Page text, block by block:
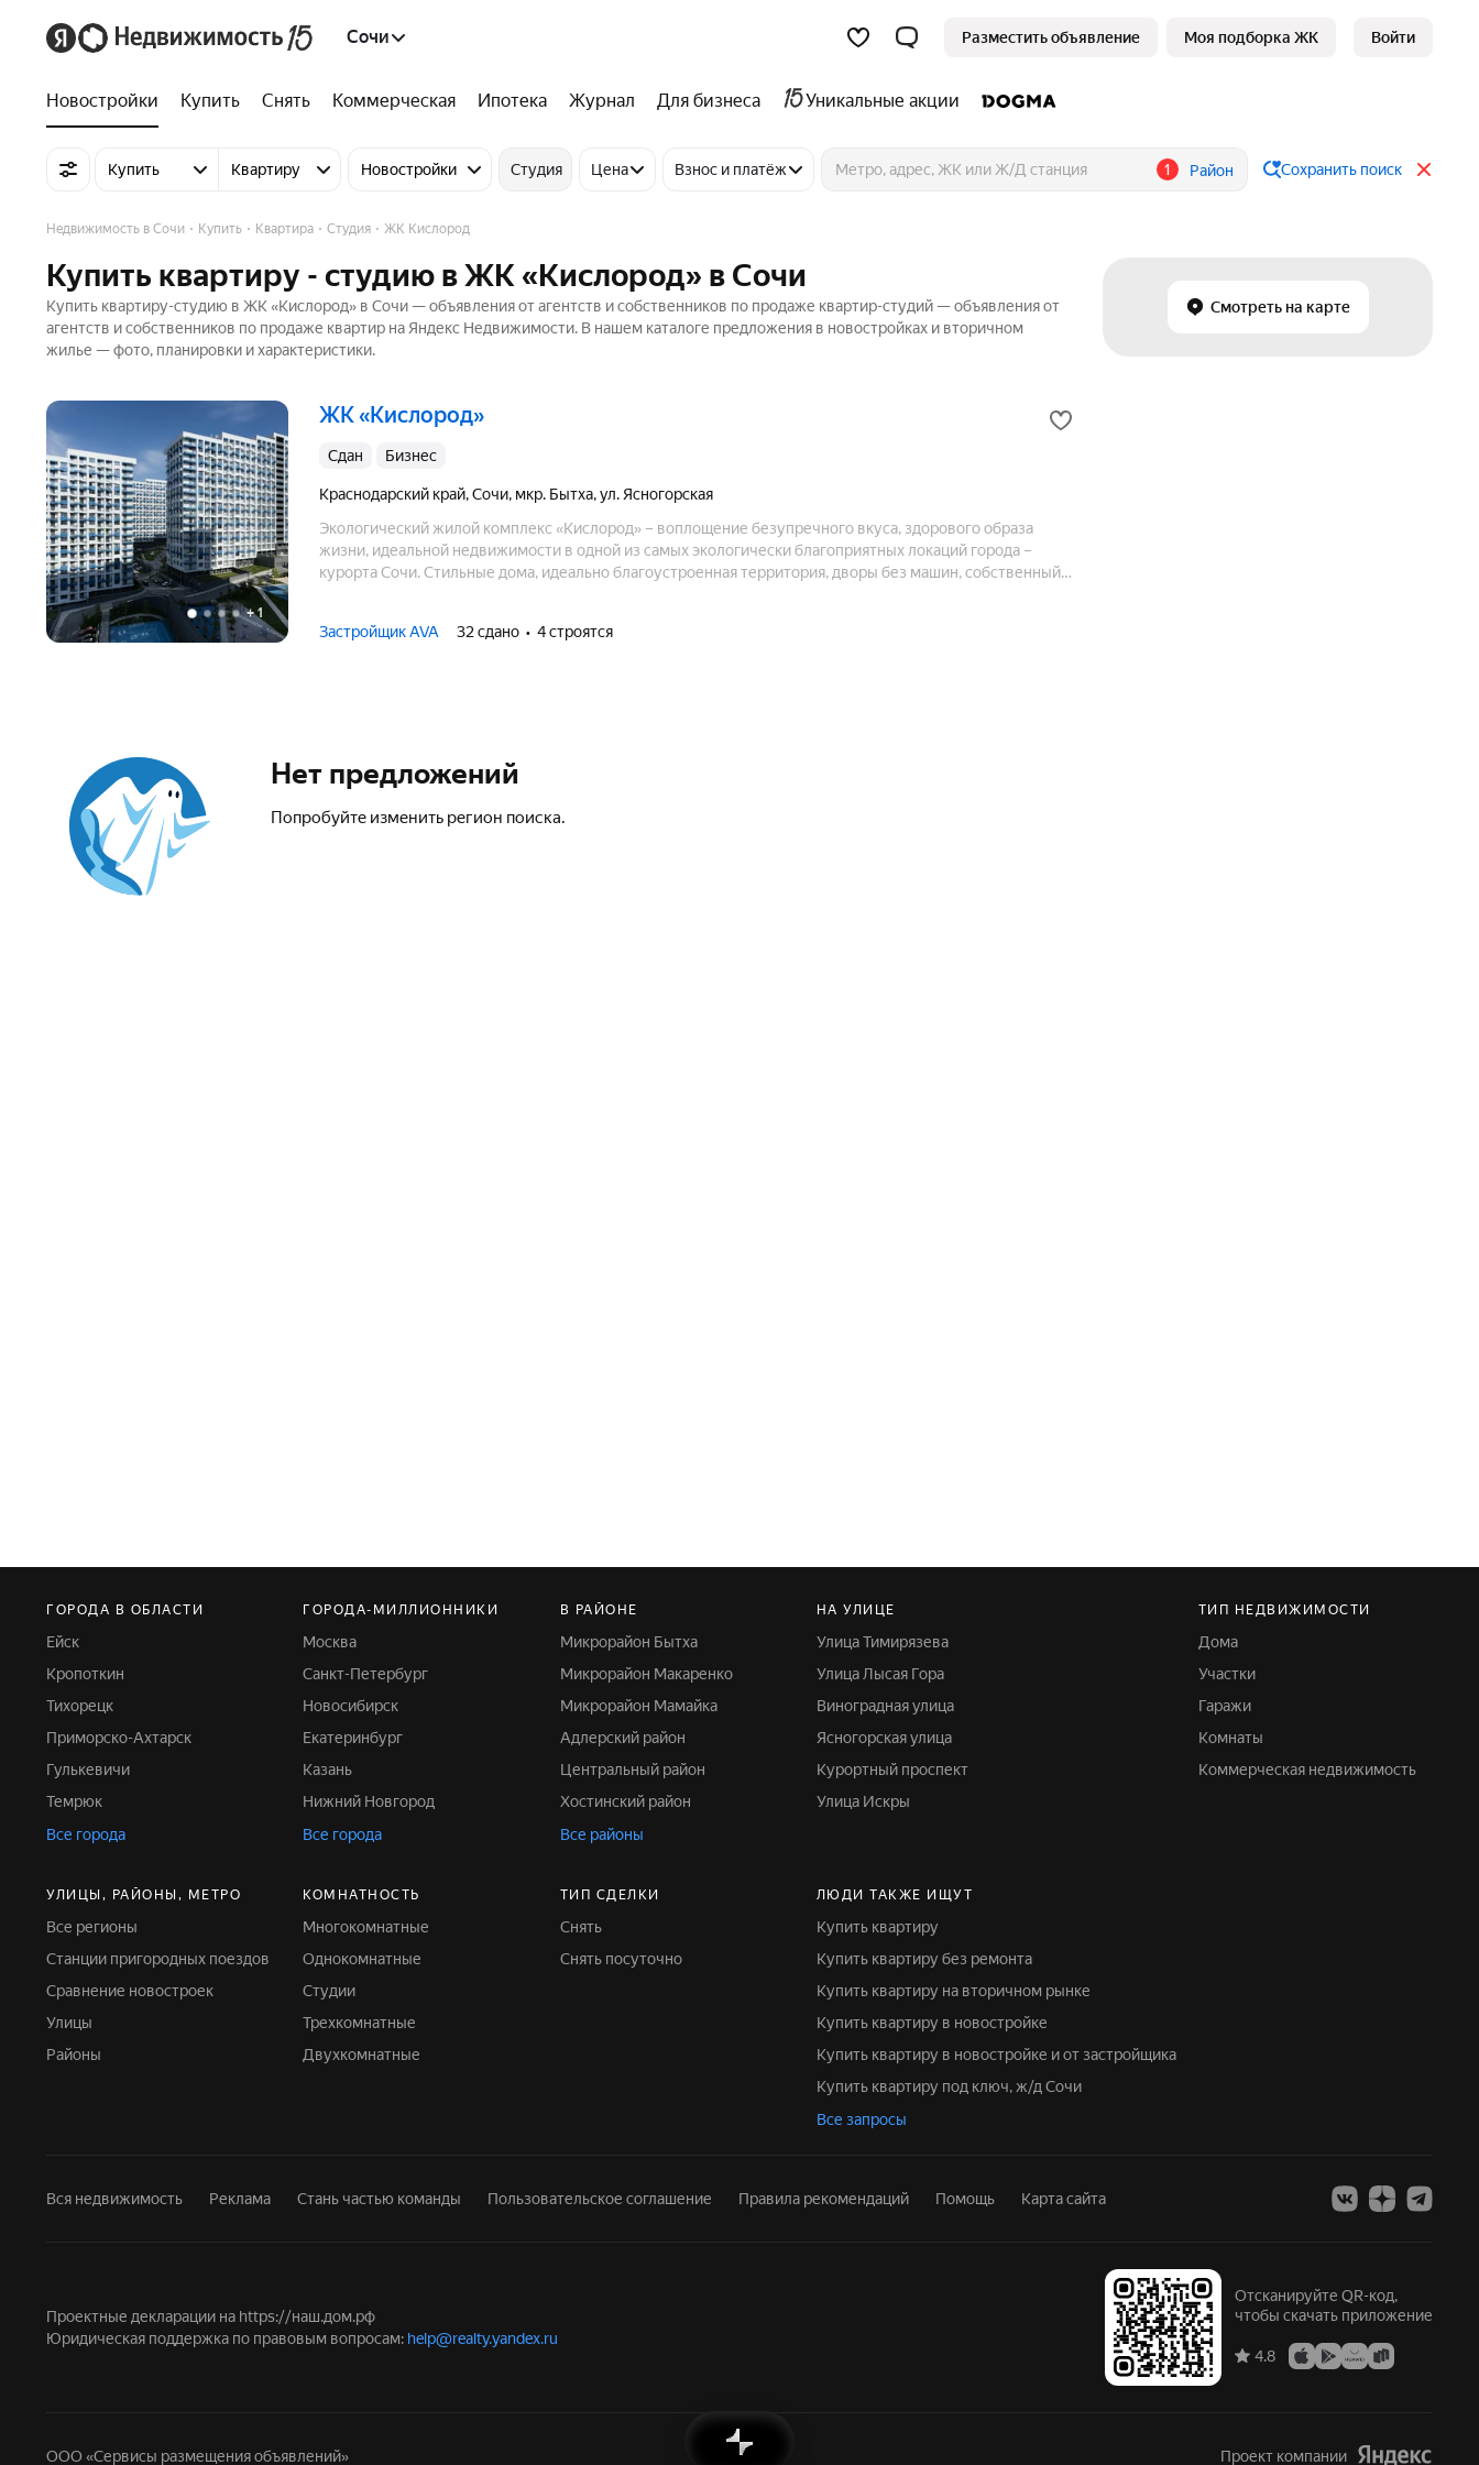
Сочи Разместить объявление Моя подборка ЖК Войти
Новостройки Купить Снять Коммерческая Ипотека Журнал Для бизнеса Уникальные акции
Купить Квартиру Новостройки Студия Цена Взнос и платёж 1 Район Сохранить поиск
Смотреть на карте
Недвижимость в Сочи Купить Квартира Студия ЖК Кислород
Купить квартиру - студию в ЖК «Кислород» в Сочи
Купить квартиру-студию в ЖК «Кислород» в Сочи — объявления от агентств и собственников по продаже квартир-студий — объявления от
агентств и собственников по продаже квартир на Яндекс Недвижимости. В нашем каталоге предложения в новостройках и вторичном
жилье — фото, планировки и характеристики.
ЖК «Кислород»
Сдан бизнес
Краснодарский край,Сочи, мкр. Бытха,ул. Ясногорская
Экологический жилой комплекс «Кислород» – воплощение безупречного вкуса, здорового образа
жизни, идеальной недвижимости в одной из самых экологически благоприятных локаций города –
курорта Сочи. Стильные дома, идеально благоустроенная территория, дворы без машин, собственный
Застройщик AVA
32 сдано 4 строятся
+1
Нет предложений
Попробуйте изменить регион поиска.
ГОРОДА В ОБЛАСТИ
Ейск
Кропоткин
Тихорецк
Приморско-Ахтарск
Гулькевичи
Темрюк
Все города
ГОРОДА-МИЛЛИОННИКИ
Москва
Санкт-Петербург
Новосибирск
Екатеринбург
Казань
Нижний Новгород
Все города
В РАЙОНЕ
Микрорайон Бытха
Микрорайон Макаренко
Микрорайон Мамайка
Адлерский район
Центральный район
Хостинский район
Все районы
НА УЛИЦЕ
Улица Тимирязева
Улица Лысая Гора
Виноградная улица
Ясногорская улица
Курортный проспект
Улица Искры
ТИП НЕДВИЖИМОСТИ
Дома
Участки
Гаражи
Комнаты
Коммерческая недвижимость
УЛИЦЫ, РАЙОНЫ, МЕТРО
Все регионы
Станции пригородных поездов
Сравнение новостроек
Улицы
Районы
КОМНАТНОСТЬ
Многокомнатные
Однокомнатные
Студии
Трехкомнатные
Двухкомнатные
ТИП СДЕЛКИ
Снять
Снять посуточно
ЛЮДИ ТАКЖЕ ИЩУТ
Купить квартиру
Купить квартиру без ремонта
Купить квартиру на вторичном рынке
Купить квартиру в новостройке
Купить квартиру в новостройке и от застройщика
Купить квартиру под ключ, ж/д Сочи
Все запросы
Вся недвижимость Реклама Стань частью команды Пользовательское соглашение Правила рекомендаций Помощь Карта сайта
Проектные декларации на https://наш.дом.рф
Юридическая поддержка по правовым вопросам: help@realty.yandex.ru
Отсканируйте QR-код,
чтобы скачать приложение
4.8
ООО «Сервисы размещения объявлений» Проект компании